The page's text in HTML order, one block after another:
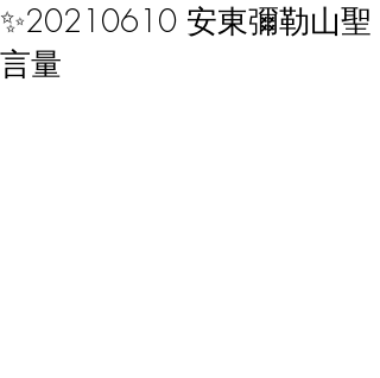
✨20210610 安東彌勒山聖
言量